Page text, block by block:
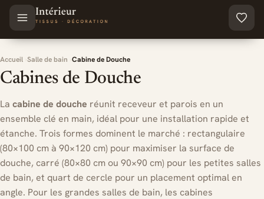
Aller au contenu principal
Accueil Salle de bain Cabine de Douche
Cabines de Douche
La cabine de douche réunit receveur et parois en un
ensemble clé en main, idéal pour une installation rapide et
étanche. Trois formes dominent le marché : rectangulaire
(80×100 cm à 90×120 cm) pour maximiser la surface de
douche, carré (80×80 cm ou 90×90 cm) pour les petites salles
de bain, et quart de cercle pour un placement optimal en
angle. Pour les grandes salles de bain, les cabines